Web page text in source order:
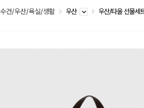
수건/우산/욕실/생활 우산 우산/타올 선물세